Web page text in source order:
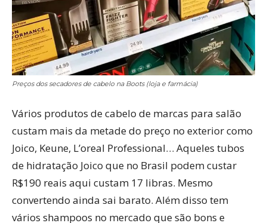
Preços dos secadores de cabelo na Boots (loja e farmácia)
Vários produtos de cabelo de marcas para salão
custam mais da metade do preço no exterior como
Joico, Keune, L’oreal Professional… Aqueles tubos
de hidratação Joico que no Brasil podem custar
R$190 reais aqui custam 17 libras. Mesmo
convertendo ainda sai barato. Além disso tem
vários shampoos no mercado que são bons e